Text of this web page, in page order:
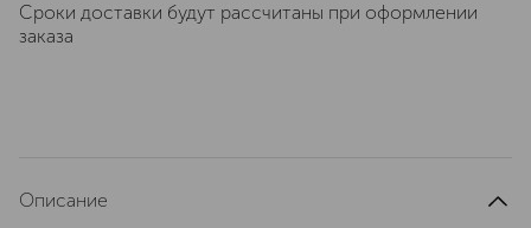
Сроки доставки будут рассчитаны при оформлении
заказа
Описание